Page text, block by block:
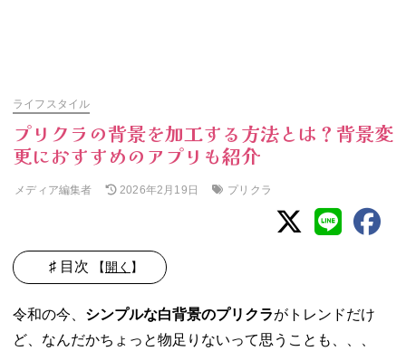
ライフスタイル
プリクラの背景を加工する方法とは？背景変
更におすすめのアプリも紹介
メディア編集者 2026年2月19日 プリクラ
♯ 目次 【開く 】
景は変えられる
♡
令和の今、 シンプルな白背景のプリクラがトレンドだけ
ど、なんだかちょっと物足りないって思うことも、、、